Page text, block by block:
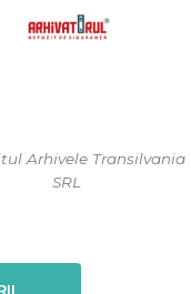
Arhivele Transilvania
SRL